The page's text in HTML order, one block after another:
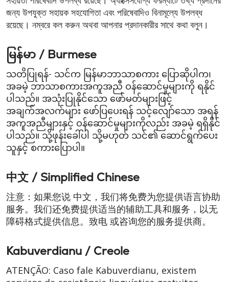
জন্য উপযুক্ত সহায়ক সহযোগিতা এবং পরিষেবাদিও বিনামূল্যে উপলব্ধ
রয়েছে। নম্বরে কল করুন অথবা আপনার প্রদানকারীর সাথে কথা বলুন।
မြန်မာ / Burmese
သတိပြုရန်- သင်က မြန်မာဘာသာစကား ပြောဆိုပါက၊
အခမဲ့ ဘာသာစကားအကူအညီ ဝန်ဆောင်မှုများကို ရနိုင်
ပါသည်။ အသုံးပြုနိုင်သော ဖော်မတ်များဖြင့်
အချက်အလက်များ ဖော်ပြပေးရန် သင့်လျော်သော အရန်
အကူအညီများနှင့် ဝန်ဆောင်မှုများကိုလည်း အခမဲ့ ရရှိနိုင်
ပါသည်။ သို့ဖုန်းခေါ်ပါ သို့မဟုတ် သင်၏ ဆောင်ရွက်ပေး
သူနှင့် စကားပြောပါ။
中文 / Simplified Chinese
注意：如果您说 中文，我们将免费为您提供语言协助
服务。我们还免费提供适当的辅助工具和服务，以无
障碍格式提供信息。致电 或咨询您的服务提供商。
Kabuverdianu / Creole
ATENÇÃO: Caso fale Kabuverdianu, existem